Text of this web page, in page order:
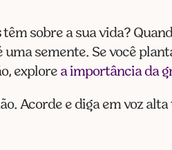
têm sobre a sua vida?
semente. Se você
explore a importância da
Acorde e diga em voz